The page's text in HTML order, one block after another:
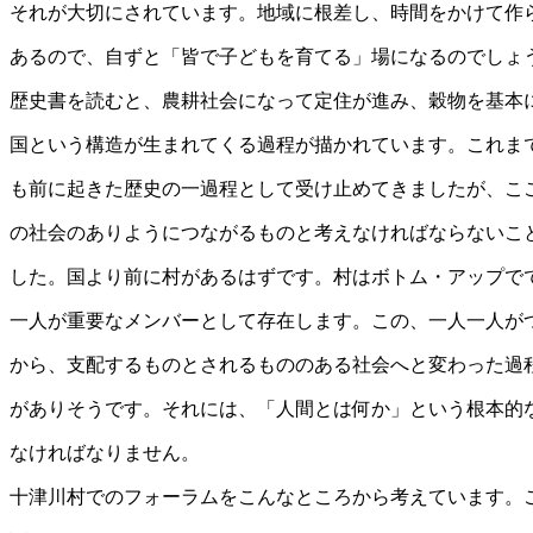
それが大切にされています。地域に根差し、時間をかけて作
あるので、自ずと「皆で子どもを育てる」場になるのでしょ
歴史書を読むと、農耕社会になって定住が進み、穀物を基本
国という構造が生まれてくる過程が描かれています。これま
も前に起きた歴史の一過程として受け止めてきましたが、こ
の社会のありようにつながるものと考えなければならないこ
した。国より前に村があるはずです。村はボトム・アップで
一人が重要なメンバーとして存在します。この、一人一人が
から、支配するものとされるもののある社会へと変わった過
がありそうです。それには、「人間とは何か」という根本的
なければなりません。
十津川村でのフォーラムをこんなところから考えています。